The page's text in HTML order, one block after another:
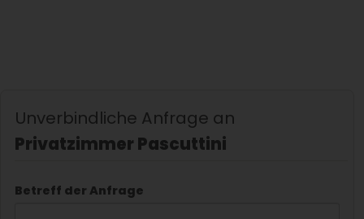
Unverbindliche Anfrage an
Privatzimmer Pascuttini
Betreff der Anfrage